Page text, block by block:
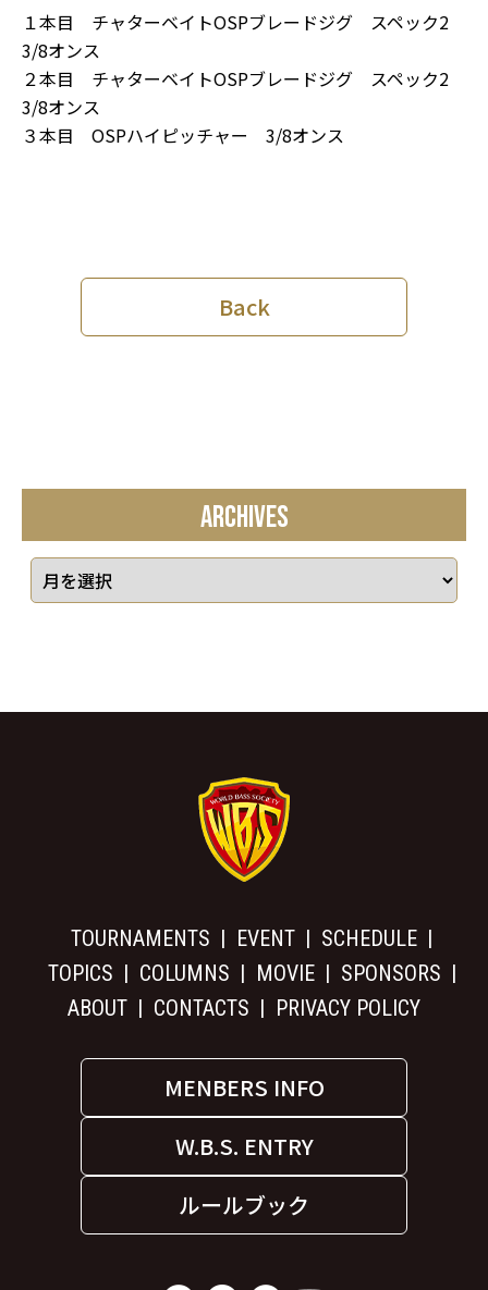
１本目 チャターベイトOSPブレードジグ スペック2
3/8オンス
２本目 チャターベイトOSPブレードジグ スペック2
3/8オンス
３本目 OSPハイピッチャー 3/8オンス
Back
ARCHIVES
TOURNAMENTS EVENT
SCHEDULE
TOPICS
COLUMNS MOVIE
SPONSORS
ABOUT
CONTACTS PRIVACY POLICY
MENBERS INFO
W.B.S. ENTRY
ルールブック